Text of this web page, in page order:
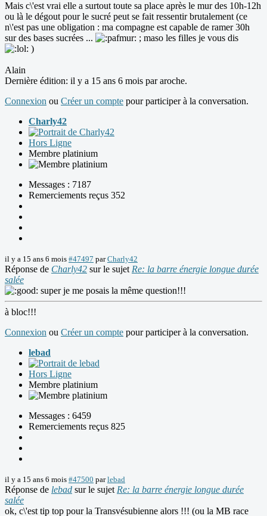
Mais c\'est vrai elle a surtout toute sa place après le mur des 10h-12h
ou là le dégout pour le sucré peut se fait ressentir brutalement (ce
n\'est pas une obligation : ma compagne est capable de ramer 30h
sur des bases sucrées ...
; maso les filles je vous dis
)
Alain
Dernière édition: il y a 15 ans 6 mois pararoche.
Connexion ou Créer un compte pour participer à la conversation.
Charly42
Hors Ligne
Membre platinium
Messages : 7187
Remerciements reçus 352
il y a 15 ans 6 mois #47497 parCharly42
Réponse de Charly42 sur le sujet Re: la barre énergie longue durée
salée
super je me posais la même question!!!
à bloc!!!
Connexion ou Créer un compte pour participer à la conversation.
lebad
Hors Ligne
Membre platinium
Messages : 6459
Remerciements reçus 825
il y a 15 ans 6 mois #47500 parlebad
Réponse de lebad sur le sujet Re: la barre énergie longue durée
salée
ok, c\'est tip top pour la Transvésubienne alors !!! (ou la MB race